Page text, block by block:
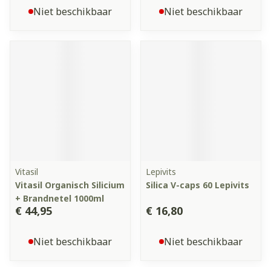
Niet beschikbaar Niet beschikbaar
Vitasil
Vitasil Organisch Silicium
+ Brandnetel 1000ml
€ 44,95
Niet beschikbaar
Lepivits
Silica V-caps 60 Lepivits
€ 16,80
Niet beschikbaar